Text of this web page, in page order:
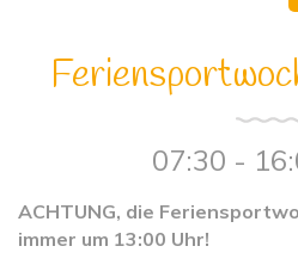
07:30 -
ACHTUNG, die
immer um 13:00 Uhr!